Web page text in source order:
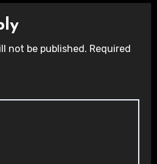
not be published. Required